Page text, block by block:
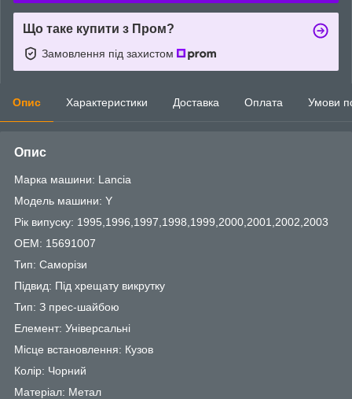
Що таке купити з Пром?
Замовлення під захистом
Опис Характеристики Доставка Оплата Умови
Опис
Марка машини: Lancia
Модель машини: Y
Рік випуску: 1995,1996,1997,1998,1999,2000,2001,2002,2003
OEM: 15691007
Тип: Саморізи
Підвид: Під хрещату викрутку
Тип: З прес-шайбою
Елемент: Універсальні
Місце встановлення: Кузов
Колір: Чорний
Матеріал: Метал